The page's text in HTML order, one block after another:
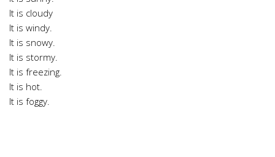
It is cloudy
It is windy.
It is snowy.
It is stormy.
It is freezing.
It is hot.
It is foggy.